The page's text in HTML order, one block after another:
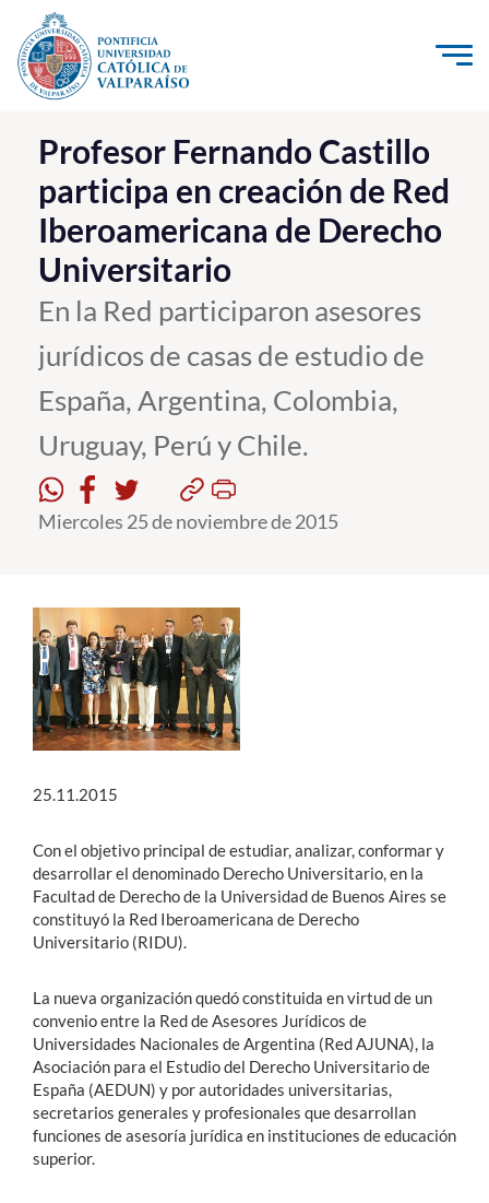
Click acá para ir directamente al contenido
La Universidad
Investigación, Creación e Innovación
PUCV Internacional
Vinculación con el Medio
Admisión
Pregrado
Postgrado
Formación Continua
Funcionarios
Alumni
Profesor Fernando Castillo
participa en creación de Red
Iberoamericana de Derecho
Universitario
En la Red participaron asesores
jurídicos de casas de estudio de
España, Argentina, Colombia,
Uruguay, Perú y Chile.
Miercoles 25 de noviembre de 2015
25.11.2015
Con el objetivo principal de estudiar, analizar, conformar y
desarrollar el denominado Derecho Universitario, en la
Facultad de Derecho de la Universidad de Buenos Aires se
constituyó la Red Iberoamericana de Derecho
Universitario (RIDU).
La nueva organización quedó constituida en virtud de un
convenio entre la Red de Asesores Jurídicos de
Universidades Nacionales de Argentina (Red AJUNA), la
Asociación para el Estudio del Derecho Universitario de
España (AEDUN) y por autoridades universitarias,
secretarios generales y profesionales que desarrollan
funciones de asesoría jurídica en instituciones de educación
superior.